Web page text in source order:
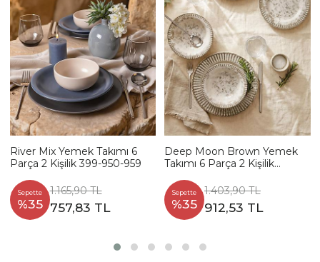
River Mix Yemek Takımı 6
Parça 2 Kişilik 399-950-959
Sepette
%35
1.165,90 TL
757,83 TL
Deep Moon Brown Yemek
Takımı 6 Parça 2 Kişilik
Sepette
%35
1.403,90 TL
912,53 TL